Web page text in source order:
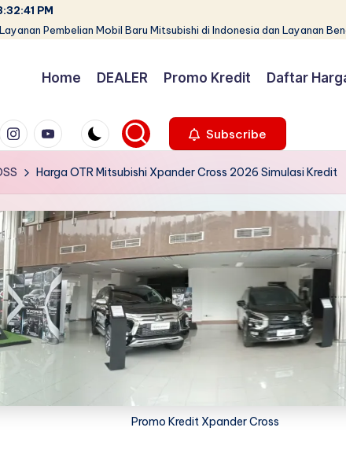
PM
Layanan Pembelian Mobil Baru Mitsubishi di Indonesia dan Layanan
Home DEALER Promo Kredit Daftar
instagram.com
youtube.com Subscribe
Harga OTR Mitsubishi Xpander Cross 2026 Simulasi Kredit
Promo Kredit Xpander Cross